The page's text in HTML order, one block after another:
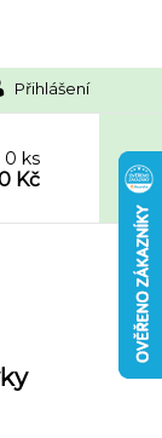
Přihlášení
0ks
Kč